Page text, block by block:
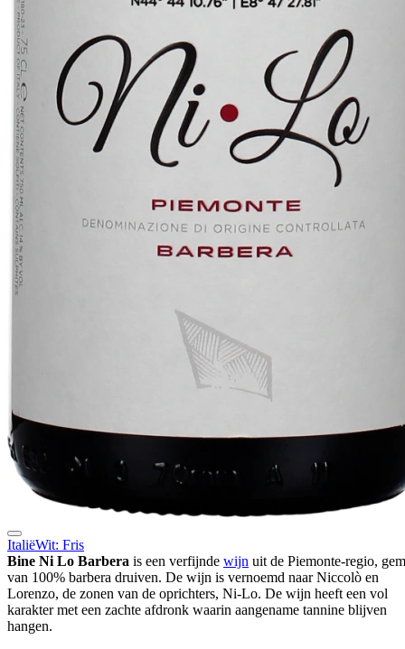
ItaliëWit: Fris
Bine Ni Lo Barbera is een verfijnde wijn uit de Piemonte-regio,
van 100% barbera druiven. De wijn is vernoemd naar Niccolò en
Lorenzo, de zonen van de oprichters, Ni-Lo. De wijn heeft een vol
karakter met een zachte afdronk waarin aangename tannine blijven
hangen.